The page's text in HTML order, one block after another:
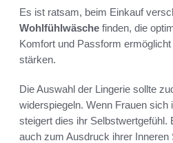
Es ist ratsam, beim Einkauf
Wohlfühlwäsche finden, die
Komfort und Passform
stärken.
Die Auswahl der Lingerie sollte
widerspiegeln. Wenn Frauen
steigert dies ihr
auch zum Ausdruck ihrer Inneren